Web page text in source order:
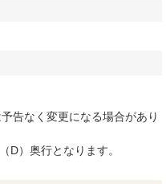
告なく変更になる場合があり
D）奥行となります。